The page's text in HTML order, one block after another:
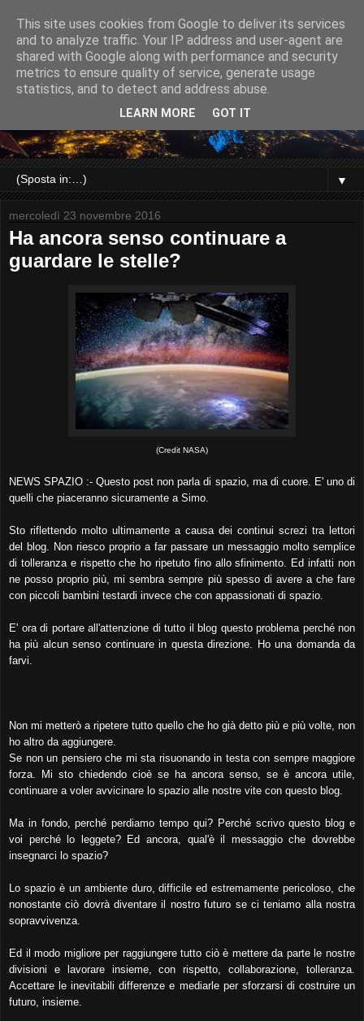
▼
mercoledì 23 novembre 2016
Ha ancora senso continuare a
guardare le stelle?
(Credit NASA)
NEWS SPAZIO :- Questo post non parla di spazio, ma di cuore. E' uno di
quelli che piaceranno sicuramente a Simo.
Sto riflettendo molto ultimamente a causa dei continui screzi tra lettori
del blog. Non riesco proprio a far passare un messaggio molto semplice
di tolleranza e rispetto che ho ripetuto fino allo sfinimento. Ed infatti non
ne posso proprio più, mi sembra sempre più spesso di avere a che fare
con piccoli bambini testardi invece che con appassionati di spazio.
E' ora di portare all'attenzione di tutto il blog questo problema perché non
ha più alcun senso continuare in questa direzione. Ho una domanda da
farvi.
Non mi metterò a ripetere tutto quello che ho già detto più e più volte, non
ho altro da aggiungere.
Se non un pensiero che mi sta risuonando in testa con sempre maggiore
forza. Mi sto chiedendo cioè se ha ancora senso, se è ancora utile,
continuare a voler avvicinare lo spazio alle nostre vite con questo blog.
Ma in fondo, perché perdiamo tempo qui? Perché scrivo questo blog e
voi perché lo leggete? Ed ancora, qual'è il messaggio che dovrebbe
insegnarci lo spazio?
Lo spazio è un ambiente duro, difficile ed estremamente pericoloso, che
nonostante ciò dovrà diventare il nostro futuro se ci teniamo alla nostra
sopravvivenza.
Ed il modo migliore per raggiungere tutto ciò è mettere da parte le nostre
divisioni e lavorare insieme, con rispetto, collaborazione, tolleranza.
Accettare le inevitabili differenze e mediarle per sforzarsi di costruire un
futuro, insieme.
This site uses cookies from Google to deliver its services
and to analyze traffic. Your IP address and user-agent are
shared with Google along with performance and security
metrics to ensure quality of service, generate usage
statistics, and to detect and address abuse.
LEARN MORE GOT IT